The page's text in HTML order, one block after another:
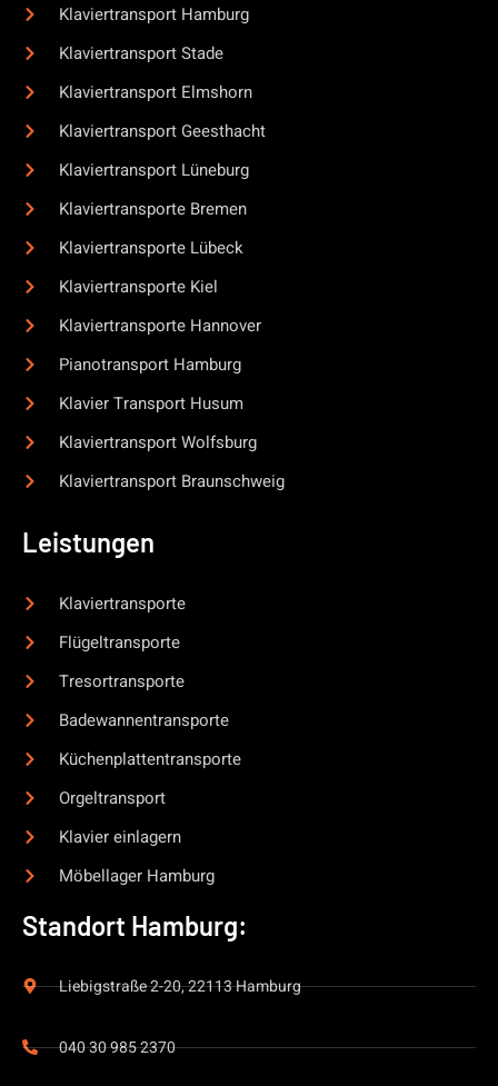
Klaviertransport Hamburg
Klaviertransport Stade
Klaviertransport Elmshorn
Klaviertransport Geesthacht
Klaviertransport Lüneburg
Klaviertransporte Bremen
Klaviertransporte Lübeck
Klaviertransporte Kiel
Klaviertransporte Hannover
Pianotransport Hamburg
Klavier Transport Husum
Klaviertransport Wolfsburg
Klaviertransport Braunschweig
Leistungen
Klaviertransporte
Flügeltransporte
Tresortransporte
Badewannentransporte
Küchenplattentransporte
Orgeltransport
Klavier einlagern
Möbellager Hamburg
Standort Hamburg:
Liebigstraße 2-20, 22113 Hamburg
040 30 985 2370